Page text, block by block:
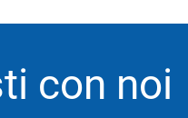
con noi